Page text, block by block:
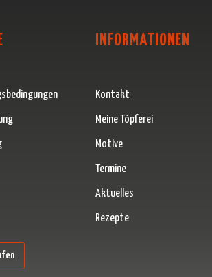
Link)
INFORMATIONEN
Kontakt
Meine Töpferei
Motive
Termine
Aktuelles
Rezepte